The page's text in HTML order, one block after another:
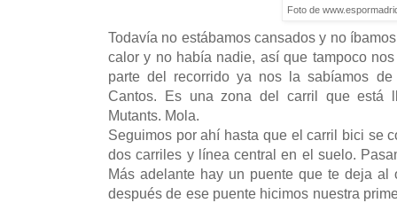
Foto de
Todavía no estábamos cansados y no
calor y no había nadie, así que tampoco
parte del recorrido ya nos la sabíamos
Cantos. Es una zona del carril que está
Mutants. Mola.
Seguimos por ahí hasta que el carril bici se
dos carriles y línea central en el suelo.
Más adelante hay un puente que te deja al
después de ese puente hicimos nuestra